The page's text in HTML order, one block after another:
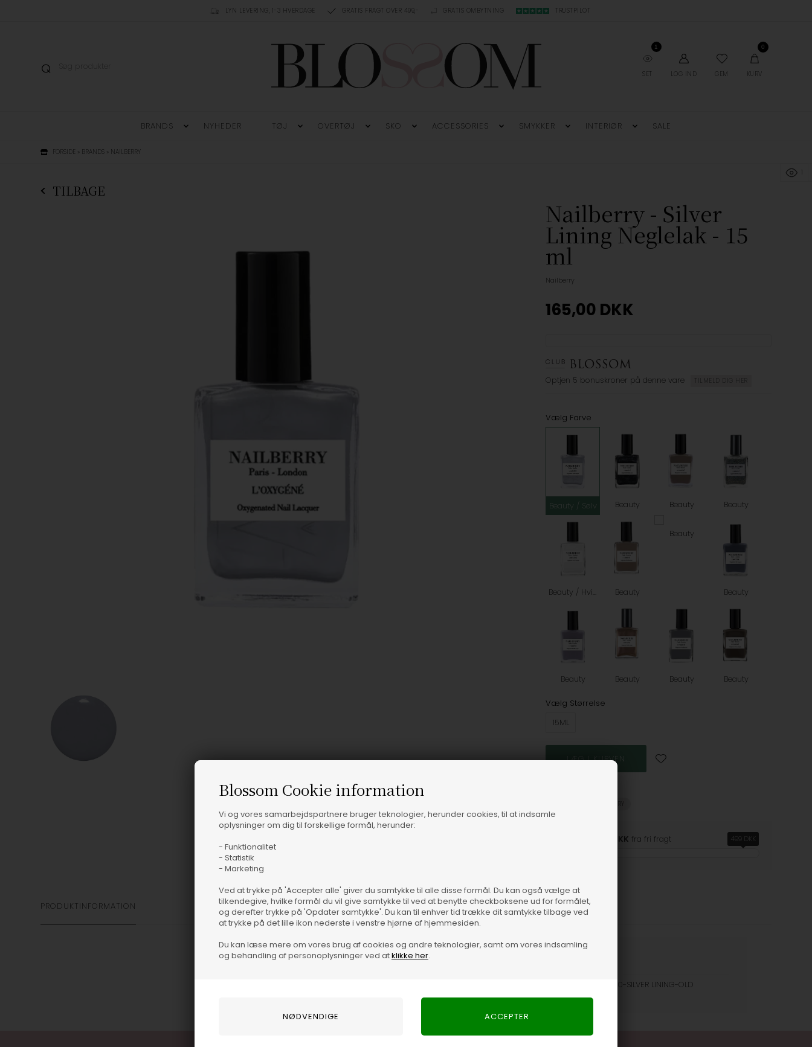
Blossom Cookie information
Vi og vores samarbejdspartnere bruger teknologier, herunder cookies, til at indsamle
oplysninger om dig til forskellige formål, herunder:
- Funktionalitet
- Statistik
- Marketing
Ved at trykke på 'Accepter alle' giver du samtykke til alle disse formål. Du kan også vælge at
tilkendegive, hvilke formål du vil give samtykke til ved at benytte checkboksene ud for formålet,
og derefter trykke på 'Opdater samtykke'. Du kan til enhver tid trække dit samtykke tilbage ved
at trykke på det lille ikon nederste i venstre hjørne af hjemmesiden.
Du kan læse mere om vores brug af cookies og andre teknologier, samt om vores indsamling
og behandling af personoplysninger ved atklikke her.
LYN LEVERING, 1-3 HVERDAGE GRATIS FRAGT OVER 499,- GRATIS OMBYTNING TRUSTPILOT
SET
1
LOG IND GEM
0
KURV
BRANDS NYHEDER TØJ OVERTØJ SKO ACCESSORIES SMYKKER INTERIØR SALE
FORSIDE » BRANDS » NAILBERRY
TILBAGE
Nailberry - Silver
Lining Neglelak - 15
ml
Nailberry
165,00 DKK
Optjen 5 bonuskroner på denne vare TILMELD DIG HER
Vælg Farve
Beauty / Sølv Beauty Beauty Beauty
Beauty / Hvid Beauty
Beauty
Beauty
Beauty Beauty Beauty Beauty
Vælg Størrelse
15ML
NAILBERRY
499,00 DKK fra fri fragt 499 DKK
PRODUKTINFORMATION
46286-180-SILVER LINING-OLD
1